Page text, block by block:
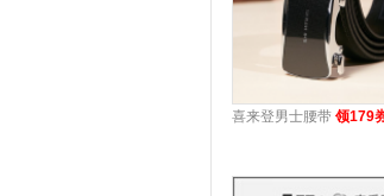
喜来登男士腰带 领179